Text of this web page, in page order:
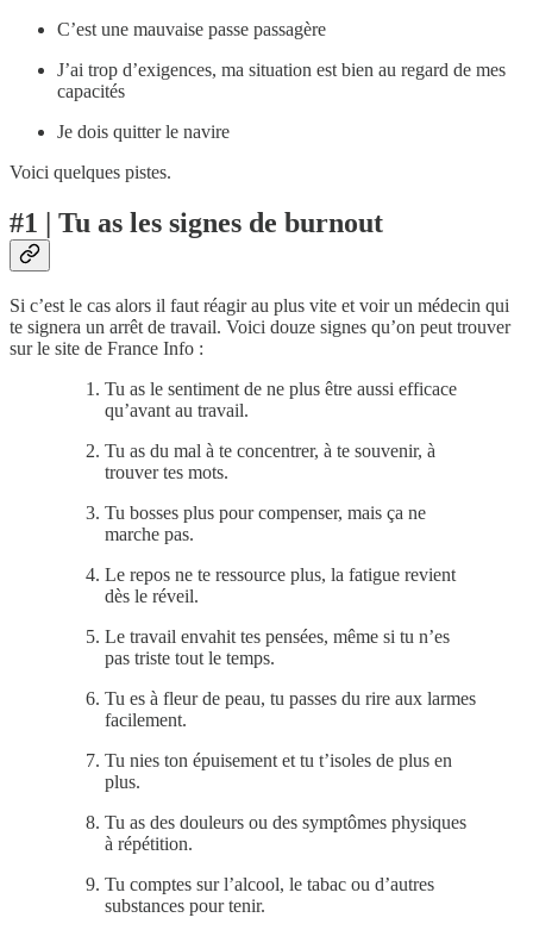
C’est une mauvaise passe passagère
J’ai trop d’exigences, ma situation est bien au regard de mes
capacités
Je dois quitter le navire
Voici quelques pistes.
#1 | Tu as les signes de burnout
Si c’est le cas alors il faut réagir au plus vite et voir un médecin qui
te signera un arrêt de travail. Voici douze signes qu’on peut trouver
sur le site de France Info :
Tu as le sentiment de ne plus être aussi efficace
qu’avant au travail.
Tu as du mal à te concentrer, à te souvenir, à
trouver tes mots.
Tu bosses plus pour compenser, mais ça ne
marche pas.
Le repos ne te ressource plus, la fatigue revient
dès le réveil.
Le travail envahit tes pensées, même si tu n’es
pas triste tout le temps.
Tu es à fleur de peau, tu passes du rire aux larmes
facilement.
Tu nies ton épuisement et tu t’isoles de plus en
plus.
Tu as des douleurs ou des symptômes physiques
à répétition.
Tu comptes sur l’alcool, le tabac ou d’autres
substances pour tenir.